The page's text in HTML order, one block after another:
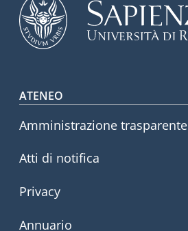
Footer menu
ATENEO
Amministrazione trasparente
Atti di notifica
Privacy
Annuario